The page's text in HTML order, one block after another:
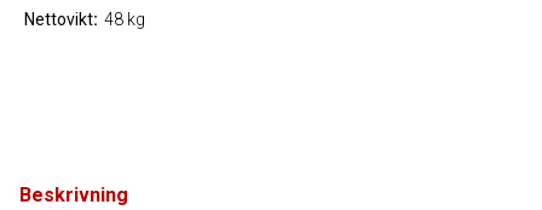
Beskrivning
Nettovikt 48 kg